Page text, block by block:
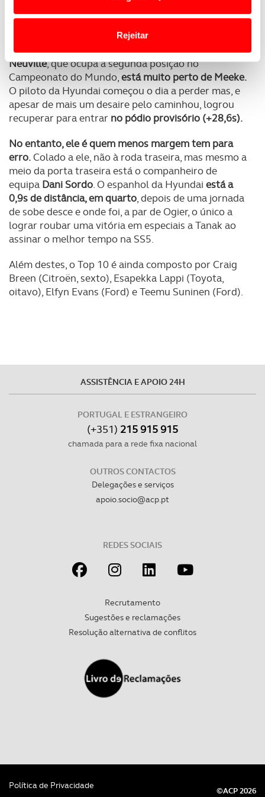
o acesso a informações durante a navegação no
personalizar conteúdos e anúncios, para lhe proporcionar
funcionalidades de redes sociais, bem como para
analisar dados de navegação no nosso website.
utilização do nosso site de publicidade e de análise, com
parceiros e organizações na UE e em países terceiros.
O ACP garantirá que as transferências internacionais de
dados pessoais serão realizadas apenas com o seu
consentimento e quando tal se afigure estritamente
necessário no contexto dos serviços a prestar.
tecnologias similares pode ter impacto na sua
experiência de navegação no Website e nos serviços
disponibilizados.
Rejeitar
paraterminar o dia em segundo (+22,7s).
Contudo, se a liderança do rali está longe, o mesmo
não se pode dizer do terceiro classificado.Thierry
Neuville, que ocupa a segunda posição no
Campeonato do Mundo,está muito perto de Meeke.
O piloto da Hyundai começou o dia a perder mas, e
apesar de mais um desaire pelo caminhou, logrou
recuperar para entrar no pódio provisório (+28,6s).
No entanto, ele é quem menos margem tem para
erro.Colado a ele, não à roda traseira, mas mesmo a
meio da porta traseira está o companheiro de
equipa Dani Sordo. O espanhol da Hyundai está a
0,9s de distância, em quarto, depois de uma jornada
de sobe desce e onde foi, a par de Ogier, o único a
lograr roubar uma vitória em especiais a Tanak ao
assinar o melhor tempo na SS5.
Além destes, o Top 10 é ainda composto por Craig
Breen (Citroën, sexto), Esapekka Lappi (Toyota,
oitavo), Elfyn Evans (Ford) e Teemu Suninen (Ford).
ASSISTÊNCIA E APOIO 24H
PORTUGAL E ESTRANGEIRO
(+351) 215 915 915
chamada para a rede fixa nacional
OUTROS CONTACTOS
Delegações e serviços
apoio.socio@acp.pt
REDES SOCIAIS
Recrutamento
Sugestões e reclamações
Resolução alternativa de conflitos
Política de Privacidade
©ACP 2026